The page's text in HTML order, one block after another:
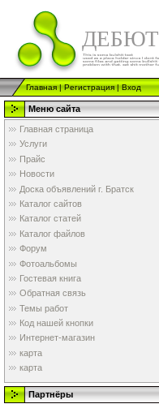
ДЕБЮТ
Главная|Регистрация|Вход
Меню сайта
Главная страница
Услуги
Прайс
Новости
Доска объявлений г. Братск
Каталог сайтов
Каталог статей
Каталог файлов
Форум
Фотоальбомы
Гостевая книга
Обратная связь
Темы работ
Код нашей кнопки
Интернет-магазин
карта
карта
Партнёры